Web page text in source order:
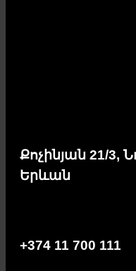
Քոչինյան 21/3,
Երևան
+374 11 700 111